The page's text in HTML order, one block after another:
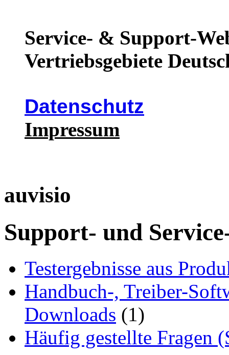
Service- & Support-
Vertriebsgebiete
Datenschutz
Impressum
auvisio
Support- und
Testergebnisse aus
Handbuch-, Treiber-
Downloads (1)
Häufig gestellte Fragen